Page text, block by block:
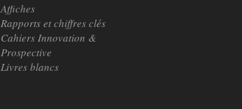
Affiches
Rapports et chiffres clés
Cahiers Innovation &
Prospective
Livres blancs